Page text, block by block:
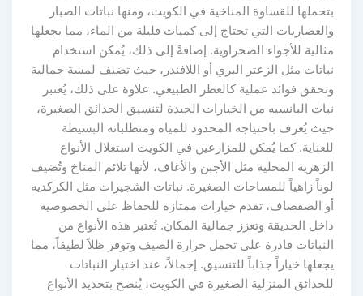
بتحملها للقساوة المناخية في الكويت، ومنها نباتات الصبار
والعصاريات التي تحتاج إلى كميات قليلة من الماء، مما يجعلها
مثالية للأجواء الصحراوية. إضافةً إلى ذلك، يُمكن استخدام
نباتات مثل الزعتر البري أو اللافندر، حيث تضيف لمسة جمالية
وتحقق فوائد عملية كالعطر الطبيعي. علاوة على ذلك، يُعتبر
نبات البانسيه من الخيارات الجيدة لتنسيق الحدائق الصغيرة،
حيث يُعرف باحتياجه المحدود للمياه ومتطلباته البسيطة
للعناية. كما يُمكن للمزارعين في الكويت استغلال الأنواع
الزهرية المحلية مثل الأجبن والأغاف، لأنها تلائم المناخ وتُضيف
لوناً زاهياً للمساحات الصغيرة. نباتات الشجيرات مثل الكركديه
أو الصفصاف، تقدم خيارات ممتازة للحفاظ على الخصوصية
داخل الحديقة وتعزز جمالية المكان. تُعتبر هذه الأنواع من
النباتات قادرة على تحمل حرارة الصيف وتوفر ظلاً لطيفاً، مما
يجعلها خياراً جذاباً للتنسيق. إجمالاً، عند اختيار النباتات
للحدائق المنزلية الصغيرة في الكويت، يُنصح بتحديد الأنواع